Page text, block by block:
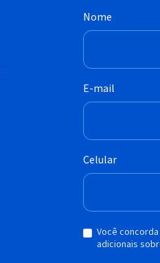
Nome
E-mail
Celular
Você
adicionais